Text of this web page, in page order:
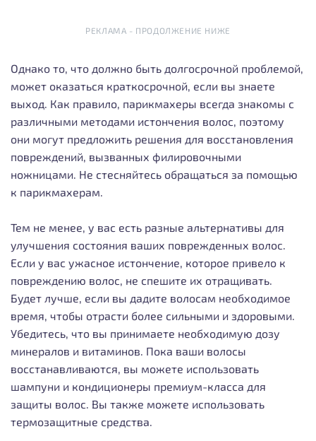
РЕКЛАМА - ПРОДОЛЖЕНИЕ НИЖЕ
Однако то, что должно быть долгосрочной проблемой,
может оказаться краткосрочной, если вы знаете
выход. Как правило, парикмахеры всегда знакомы с
различными методами истончения волос, поэтому
они могут предложить решения для восстановления
повреждений, вызванных филировочными
ножницами. Не стесняйтесь обращаться за помощью
к парикмахерам.
Тем не менее, у вас есть разные альтернативы для
улучшения состояния ваших поврежденных волос.
Если у вас ужасное истончение, которое привело к
повреждению волос, не спешите их отращивать.
Будет лучше, если вы дадите волосам необходимое
время, чтобы отрасти более сильными и здоровыми.
Убедитесь, что вы принимаете необходимую дозу
минералов и витаминов. Пока ваши волосы
восстанавливаются, вы можете использовать
шампуни и кондиционеры премиум-класса для
защиты волос. Вы также можете использовать
термозащитные средства.